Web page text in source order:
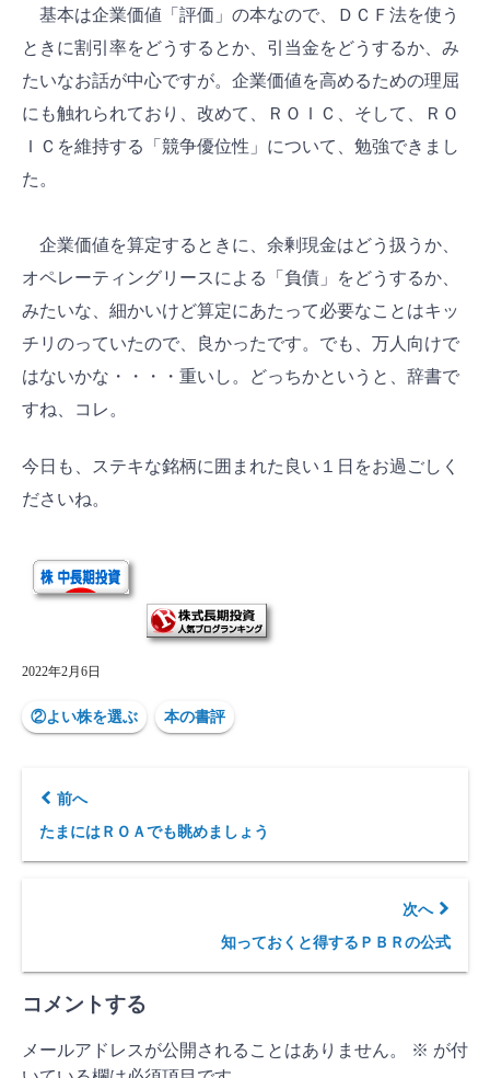
基本は企業価値「評価」の本なので、ＤＣＦ法を使う
ときに割引率をどうするとか、引当金をどうするか、み
たいなお話が中心ですが。企業価値を高めるための理屈
にも触れられており、改めて、ＲＯＩＣ、そして、ＲＯ
ＩＣを維持する「競争優位性」について、勉強できまし
た。
企業価値を算定するときに、余剰現金はどう扱うか、
オペレーティングリースによる「負債」をどうするか、
みたいな、細かいけど算定にあたって必要なことはキッ
チリのっていたので、良かったです。でも、万人向けで
はないかな・・・・重いし。どっちかというと、辞書で
すね、コレ。
今日も、ステキな銘柄に囲まれた良い１日をお過ごしく
ださいね。
2022年2月6日
②よい株を選ぶ 本の書評
前へ
たまにはＲＯＡでも眺めましょう
次へ
知っておくと得するＰＢＲの公式
コメントする
メールアドレスが公開されることはありません。 ※ が付